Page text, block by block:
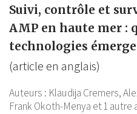
Suivi, contrôle et
AMP en haute mer :
technologies
(article en anglais)
Auteurs : Klaudija Cremers,
Frank Okoth-Menya et 1 autre